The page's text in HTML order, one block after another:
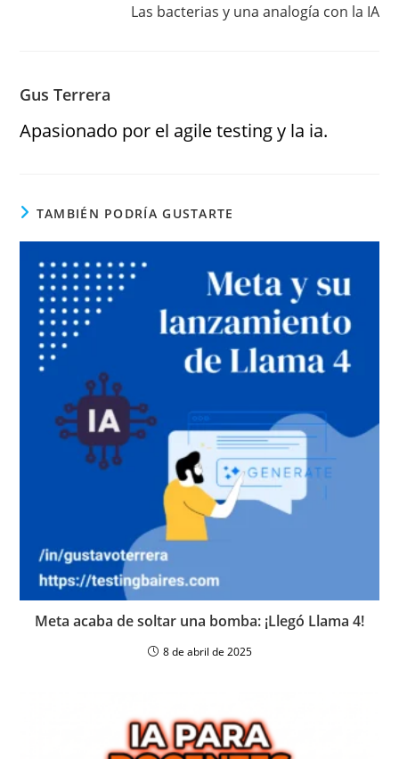
Las bacterias y una analogía con la IA
Gus Terrera
Apasionado por el agile testing y la ia.
TAMBIÉN PODRÍA GUSTARTE
Meta acaba de soltar una bomba: ¡Llegó Llama 4!
8 de abril de 2025